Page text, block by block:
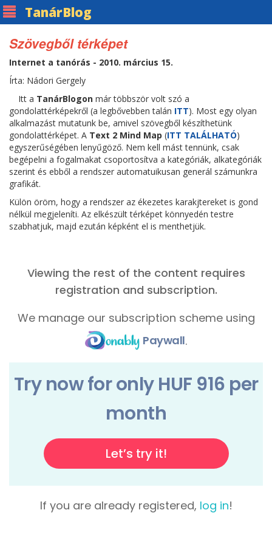
TanárBlog
Szövegből térképet
Internet a tanórás - 2010. március 15.
Írta: Nádori Gergely
Itt a TanárBlogon már többször volt szó a
gondolattérképekről (a legbővebben talán ITT). Most egy olyan
alkalmazást mutatunk be, amivel szövegből készíthetünk
gondolattérképet. A Text 2 Mind Map (ITT TALÁLHATÓ)
egyszerűségében lenyűgöző. Nem kell mást tennünk, csak
begépelni a fogalmakat csoportosítva a kategóriák, alkategóriák
szerint és ebből a rendszer automatuikusan generál számunkra
grafikát.
Külön öröm, hogy a rendszer az ékezetes karakjtereket is gond
nélkül megjeleníti. Az elkészült térképet könnyedén testre
szabhatjuk, majd ezután képként el is menthetjük.